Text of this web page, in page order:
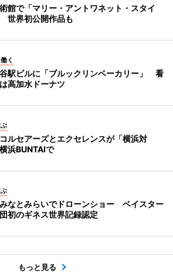
館で「マリー・アントワネット・スタイ
世界初公開作品も
く
駅ビルに「ブルックリンベーカリー」 看
高加水ドーナツ
ルセアーズとエクセレンスが「横浜対
浜BUNTAIで
なとみらいでドローンショー ベイスター
初のギネス世界記録認定
もっと見る